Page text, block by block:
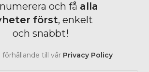
och få alla
först, enkelt
och snabbt!
förhållande till vår Privacy Policy